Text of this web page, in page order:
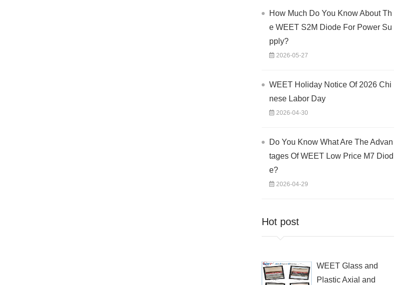
How Much Do You Know About Th
e WEET S2M Diode For Power Su
pply?
2026-05-27
WEET Holiday Notice Of 2026 Chi
nese Labor Day
2026-04-30
Do You Know What Are The Advan
tages Of WEET Low Price M7 Diod
e?
2026-04-29
Hot post
WEET Glass and
Plastic Axial and